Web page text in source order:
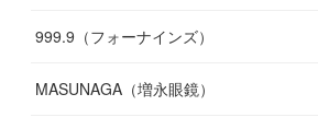
999.9（フォーナインズ）
MASUNAGA（増永眼鏡）